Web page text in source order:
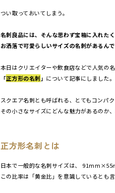
つい取っておいてしまう。
名刺良品には、そんな思わず宝箱に入れたく
お洒落で可愛らしいサイズの名刺があるんで
本日はクリエイターや飲食店などで人気の名
「正方形の名刺」 について記事にしました。
スクエア名刺とも呼ばれる、とてもコンパク
その小さなサイズにどんな魅力があるのか
正方形名刺とは
日本で一般的な名刺サイズは、 91ｍｍ
この比率は「黄金比」を意識しているとも